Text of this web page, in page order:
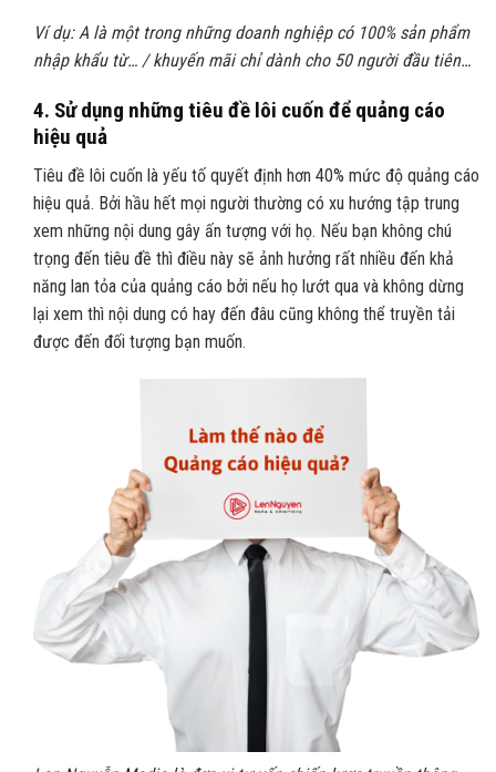
Ví dụ: A là một trong những doanh nghiệp có 100% sản phẩm
nhập khẩu từ… / khuyến mãi chỉ dành cho 50 người đầu tiên…
4. Sử dụng những tiêu đề lôi cuốn để quảng cáo
hiệu quả
Tiêu đề lôi cuốn là yếu tố quyết định hơn 40% mức độ quảng cáo
hiệu quả. Bởi hầu hết mọi người thường có xu hướng tập trung
xem những nội dung gây ấn tượng với họ. Nếu bạn không chú
trọng đến tiêu đề thì điều này sẽ ảnh hưởng rất nhiều đến khả
năng lan tỏa của quảng cáo bởi nếu họ lướt qua và không dừng
lại xem thì nội dung có hay đến đâu cũng không thể truyền tải
được đến đối tượng bạn muốn.